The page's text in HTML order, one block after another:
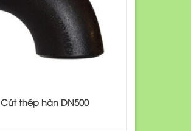
Cút thép hàn DN500